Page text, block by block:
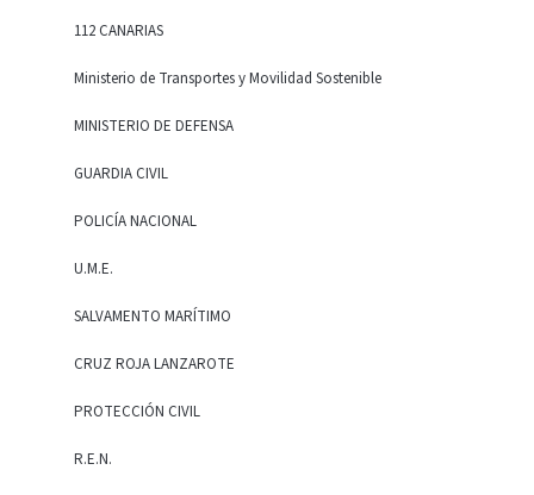
112 CANARIAS
Ministerio de Transportes y Movilidad Sostenible
MINISTERIO DE DEFENSA
GUARDIA CIVIL
POLICÍA NACIONAL
U.M.E.
SALVAMENTO MARÍTIMO
CRUZ ROJA LANZAROTE
PROTECCIÓN CIVIL
R.E.N.